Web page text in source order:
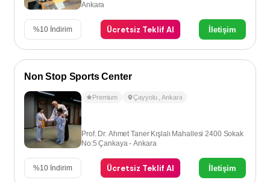
Ankara
%10 İndirim Ücretsiz Teklif Al İletişim
Non Stop Sports Center
Premium Çayyolu ,Ankara
Prof. Dr. Ahmet Taner Kışlalı Mahallesi 2400 Sokak
No:5 Çankaya - Ankara
%10 İndirim Ücretsiz Teklif Al İletişim